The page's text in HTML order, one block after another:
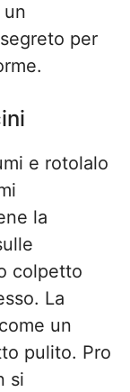
per
e rotolalo
la
colpetto
La
un
pulito. Pro
si